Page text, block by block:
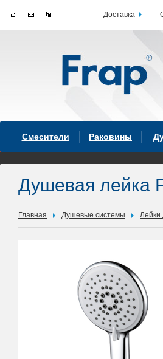
Смесители Раковины
Душевая лейка
Главная Душевые системы Лейки
Доставка